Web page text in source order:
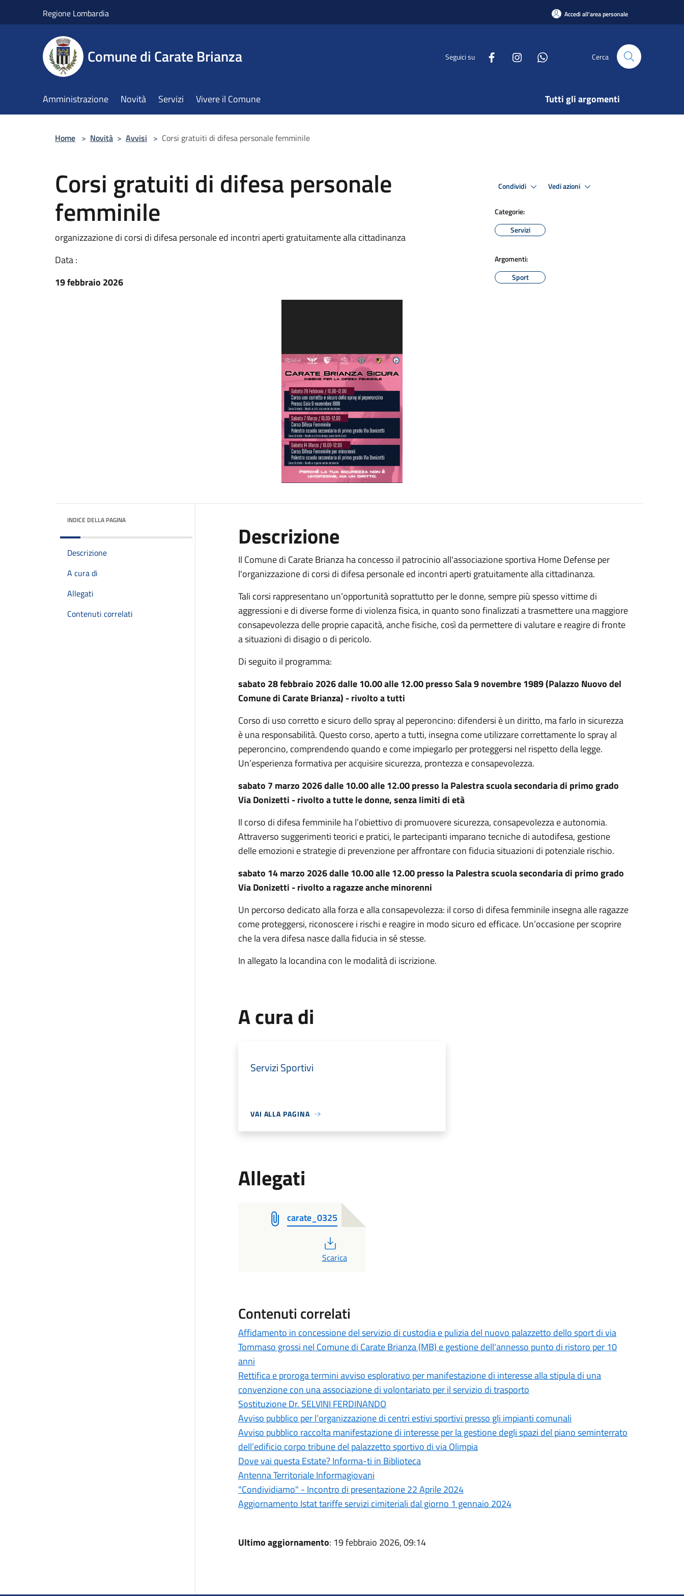
Regione Lombardia Accedi all'area personale
Comune di Carate Brianza Seguici su Cerca
Amministrazione Novità Servizi Vivere il Comune Tutti gli argomenti
Home > Novità > Avvisi > Corsi gratuiti di difesa personale femminile
Corsi gratuiti di difesa personale
femminile
organizzazione di corsi di difesa personale ed incontri aperti gratuitamente alla cittadinanza
Data :
19 febbraio 2026
Condividi Vedi azioni
Categorie:
Servizi
Argomenti:
Sport
INDICE DELLA PAGINA
Descrizione
A cura di
Allegati
Contenuti correlati
Descrizione
Il Comune di Carate Brianza ha concesso il patrocinio all'associazione sportiva Home Defense per
l'organizzazione di corsi di difesa personale ed incontri aperti gratuitamente alla cittadinanza.
Tali corsi rappresentano un’opportunità soprattutto per le donne, sempre più spesso vittime di
aggressioni e di diverse forme di violenza fisica, in quanto sono finalizzati a trasmettere una maggiore
consapevolezza delle proprie capacità, anche fisiche, così da permettere di valutare e reagire di fronte
a situazioni di disagio o di pericolo.
Di seguito il programma:
sabato 28 febbraio 2026dalle 10.00 alle 12.00 presso Sala 9novembre1989 (Palazzo Nuovo del
Comune di Carate Brianza) - rivolto a tutti
Corso di uso corretto e sicuro dello spray al peperoncino: difendersi è un diritto, ma farlo in sicurezza
è una responsabilità. Questo corso, aperto a tutti, insegna come utilizzare correttamente lo spray al
peperoncino, comprendendo quando e come impiegarlo per proteggersi nel rispetto della legge.
Un’esperienza formativa per acquisire sicurezza, prontezza e consapevolezza.
sabato 7 marzo 2026dalle 10.00 alle 12.00 presso laPalestra scuola secondaria di primo grado
Via Donizetti - rivolto a tutte le donne, senza limiti di età
Il corso di difesa femminile ha l’obiettivo di promuovere sicurezza, consapevolezza e autonomia.
Attraverso suggerimenti teorici e pratici, le partecipanti imparano tecniche di autodifesa, gestione
delle emozioni e strategie di prevenzione per affrontare con fiducia situazioni di potenziale rischio.
sabato 14 marzo 2026dalle 10.00 alle 12.00 presso laPalestra scuola secondaria di primo grado
Via Donizetti - rivolto a ragazze anche minorenni
Un percorso dedicato alla forza e alla consapevolezza: il corso di difesa femminile insegna alle ragazze
come proteggersi, riconoscere i rischi e reagire in modo sicuro ed efficace. Un’occasione per scoprire
che la vera difesa nasce dalla fiducia in sé stesse.
In allegato la locandina con le modalità di iscrizione.
A cura di
Servizi Sportivi
VAI ALLA PAGINA
Allegati
carate_0325
PDF
Scarica
Contenuti correlati
Affidamento in concessione del servizio di custodia e pulizia del nuovo palazzetto dello sport di via
Tommaso grossi nel Comune di Carate Brianza (MB) e gestione dell'annesso punto di ristoro per 10
anni
Rettifica e proroga termini avviso esplorativo per manifestazione di interesse alla stipula di una
convenzione con una associazione di volontariato per il servizio di trasporto
Sostituzione Dr. SELVINI FERDINANDO
Avviso pubblico per l’organizzazione di centri estivi sportivi presso gli impianti comunali
Avviso pubblico raccolta manifestazione di interesse per la gestione degli spazi del piano seminterrato
dell’edificio corpo tribune del palazzetto sportivo di via Olimpia
Dove vai questa Estate? Informa-ti in Biblioteca
Antenna Territoriale Informagiovani
"Condividiamo" - Incontro di presentazione 22 Aprile 2024
Aggiornamento Istat tariffe servizi cimiteriali dal giorno 1 gennaio 2024
Ultimo aggiornamento: 19 febbraio 2026, 09:14